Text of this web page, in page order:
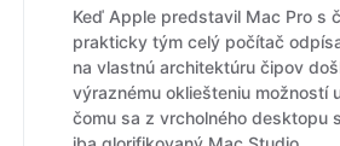
Keď Apple predstavil Mac Pro s
prakticky tým celý počítač
na vlastnú architektúru čipov
výraznému okliešteniu možností
čomu sa z vrcholného desktopu